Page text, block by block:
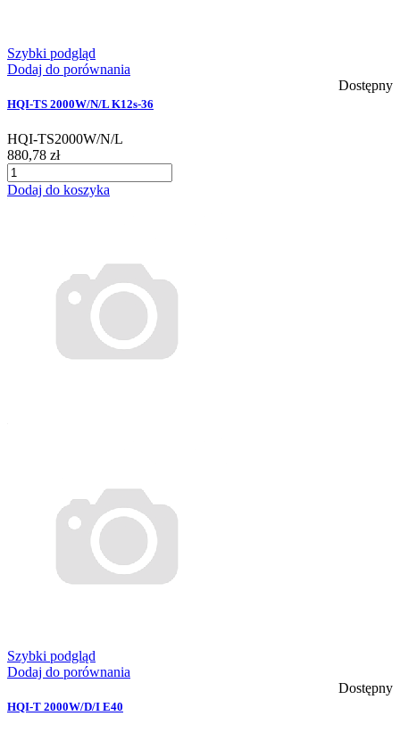
Szybki podgląd
Dodaj do porównania
Dostępny
HQI-TS 2000W/N/L K12s-36
HQI-TS2000W/N/L
880,78 zł
Dodaj do koszyka
Szybki podgląd
Dodaj do porównania
Dostępny
HQI-T 2000W/D/I E40